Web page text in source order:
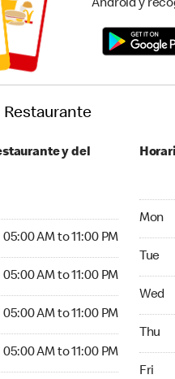
Android y
Restaurante
y del
05:00 AM to 11:00 PM
05:00 AM to 11:00 PM
05:00 AM to 11:00 PM
05:00 AM to 11:00 PM
Mon
Tue
Wed
Thu
Fri